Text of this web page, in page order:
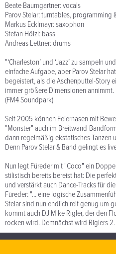
Beate Baumgartner: vocals
Parov Stelar: turntables, programming
Markus Ecklmayr: saxophon
Stefan Hölzl: bass
Andreas Lettner: drums
"‘Charleston’ und ‘Jazz’ zu sampeln
einfache Aufgabe, aber Parov Stelar
begeistert, als die Aschenputtel-Story
immer größere Dimensionen annimmt.
(FM4 Soundpark)
Seit 2005 können Feiernasen mit
"Monster" auch im Breitwand-
dann regelmäßig ekstatisches Tanzen
Denn Parov Stelar & Band gelingt es
Nun legt Füreder mit "Coco" ein
stilistisch bereits bereist hat: Die
und verstärkt auch Dance-Tracks für
Füreder: "... eine logische
Stelar sind nun endlich reif genug um
kommt auch DJ Mike Rigler, der den
rocken wird. Demnächst wird Riglers